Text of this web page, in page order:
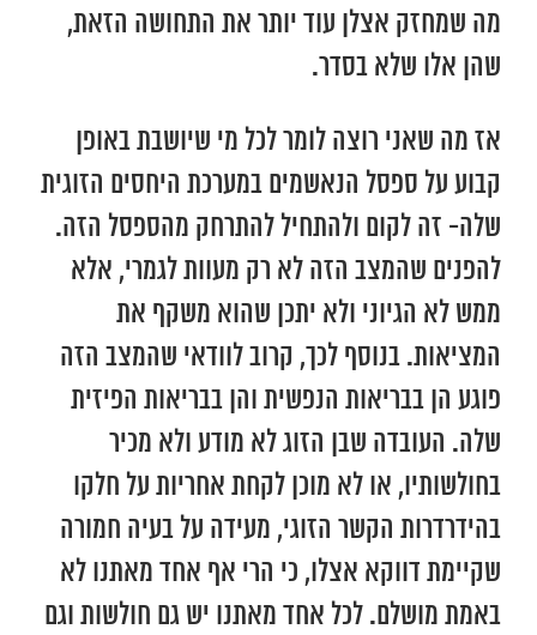
מה שמחזק אצלן עוד יותר את התחושה הזאת,
שהן אלו שלא בסדר.
אז מה שאני רוצה לומר לכל מי שיושבת באופן
קבוע על ספסל הנאשמים במערכת היחסים הזוגית
שלה- זה לקום ולהתחיל להתרחק מהספסל הזה.
להפנים שהמצב הזה לא רק מעוות לגמרי, אלא
ממש לא הגיוני ולא יתכן שהוא משקף את
המציאות. בנוסף לכך, קרוב לוודאי שהמצב הזה
פוגע הן בבריאות הנפשית והן בבריאות הפיזית
שלה. העובדה שבן הזוג לא מודע ולא מכיר
בחולשותיו, או לא מוכן לקחת אחריות על חלקו
בהידרדרות הקשר הזוגי, מעידה על בעיה חמורה
שקיימת דווקא אצלו, כי הרי אף אחד מאתנו לא
באמת מושלם. לכל אחד מאתנו יש גם חולשות וגם